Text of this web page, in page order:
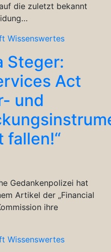
die zuletzt bekannt
Wissenswertes
Steger:
Act
und
fallen!“
Gedankenpolizei hat
Artikel der „Financial
ihre
Wissenswertes